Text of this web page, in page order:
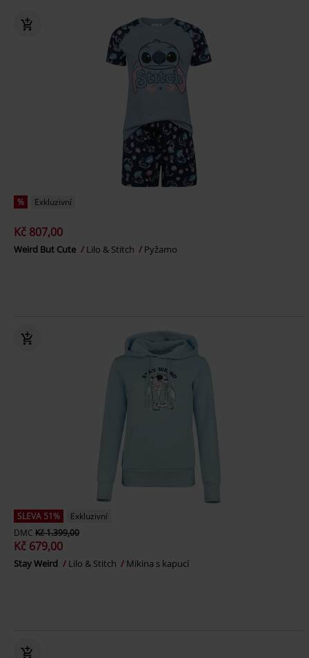
% Exkluzivní
Kč 807,00
Weird But Cute Lilo & Stitch Pyžamo
SLEVA 51%
Exkluzivní
DMC Kč 1.399,00
Kč 679,00
Stay Weird Lilo & Stitch Mikina s kapucí